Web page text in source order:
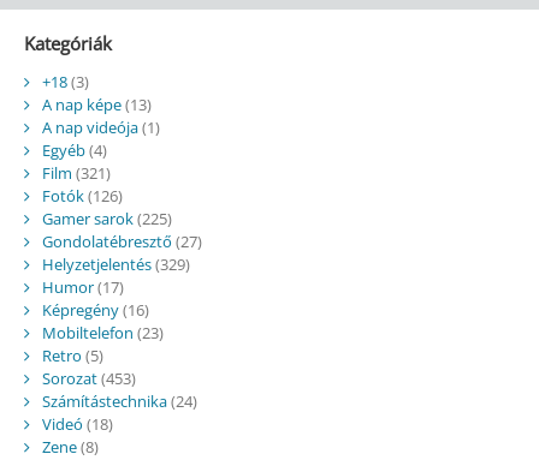
Kategóriák
+18(3)
A nap képe(13)
A nap videója(1)
Egyéb(4)
Film (321)
Fotók(126)
Gamer sarok(225)
Gondolatébresztő (27)
Helyzetjelentés(329)
Humor(17)
Képregény(16)
Mobiltelefon (23)
Retro (5)
Sorozat(453)
Számítástechnika(24)
Videó (18)
Zene(8)